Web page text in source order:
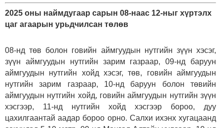
2025 оны наймдугаар сарын 08-наас 12-ныг хүртэлх
цаг агаарын урьдчилсан төлөв
08-нд төв болон говийн аймгуудын нутгийн зүүн хэсэг,
зүүн аймгуудын нутгийн зарим газраар, 09-нд баруун
аймгуудын нутгийн хойд хэсэг, төв, говийн аймгуудын
нутгийн зарим газраар, 10-нд баруун болон төвийн
аймгуудын нутгийн хойд, говийн аймгуудын нутгийн зүүн
хэсгээр, 11-нд нутгийн хойд хэсгээр бороо, дуу
цахилгаантай аадар бороо орно. Салхи ихэнх хугацаанд